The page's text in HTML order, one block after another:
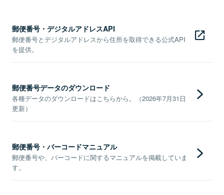
郵便番号・デジタルアドレスAPI
郵便番号とデジタルアドレスから住所を取得できる公式API
を提供。
郵便番号データのダウンロード
各種データのダウンロードはこちらから。（2026年7月31日
更新）
郵便番号・バーコードマニュアル
郵便番号や、バーコードに関するマニュアルを掲載していま
す。